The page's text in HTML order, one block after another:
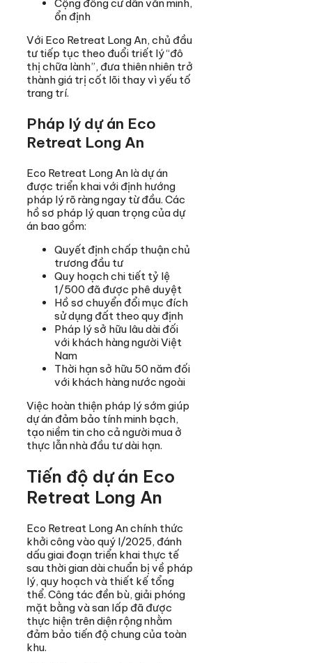
Cộng đồng cư dân văn minh,
ổn định
Với Eco Retreat Long An, chủ đầu
tư tiếp tục theo đuổi triết lý “đô
thị chữa lành”, đưa thiên nhiên trở
thành giá trị cốt lõi thay vì yếu tố
trang trí.
Pháp lý dự án Eco
Retreat Long An
Eco Retreat Long An là dự án
được triển khai với định hướng
pháp lý rõ ràng ngay từ đầu. Các
hồ sơ pháp lý quan trọng của dự
án bao gồm:
Quyết định chấp thuận chủ
trương đầu tư
Quy hoạch chi tiết tỷ lệ
1/500 đã được phê duyệt
Hồ sơ chuyển đổi mục đích
sử dụng đất theo quy định
Pháp lý sở hữu lâu dài đối
với khách hàng người Việt
Nam
Thời hạn sở hữu 50 năm đối
với khách hàng nước ngoài
Việc hoàn thiện pháp lý sớm giúp
dự án đảm bảo tính minh bạch,
tạo niềm tin cho cả người mua ở
thực lẫn nhà đầu tư dài hạn.
Tiến độ dự án Eco
Retreat Long An
Eco Retreat Long An chính thức
khởi công vào quý I/2025, đánh
dấu giai đoạn triển khai thực tế
sau thời gian dài chuẩn bị về pháp
lý, quy hoạch và thiết kế tổng
thể. Công tác đền bù, giải phóng
mặt bằng và san lấp đã được
thực hiện trên diện rộng nhằm
đảm bảo tiến độ chung của toàn
khu.